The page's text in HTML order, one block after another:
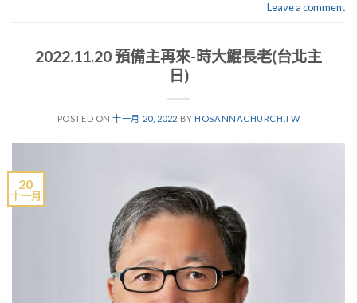
Leave a comment
2022.11.20 預備主再來-時大鯤長老(台北主
日)
POSTED ON十一月 20, 2022 BYHOSANNACHURCH.TW
20
十一月